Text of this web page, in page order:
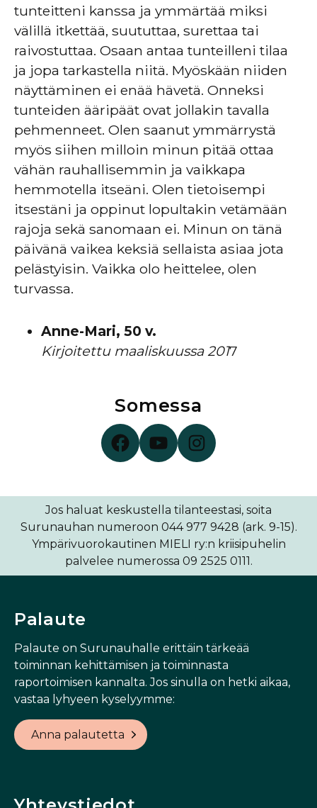
tunteitteni kanssa ja ymmärtää miksi
välillä itkettää, suututtaa, surettaa tai
raivostuttaa. Osaan antaa tunteilleni tilaa
ja jopa tarkastella niitä. Myöskään niiden
näyttäminen ei enää hävetä. Onneksi
tunteiden ääripäät ovat jollakin tavalla
pehmenneet. Olen saanut ymmärrystä
myös siihen milloin minun pitää ottaa
vähän rauhallisemmin ja vaikkapa
hemmotella itseäni. Olen tietoisempi
itsestäni ja oppinut lopultakin vetämään
rajoja sekä sanomaan ei. Minun on tänä
päivänä vaikea keksiä sellaista asiaa jota
pelästyisin. Vaikka olo heittelee, olen
turvassa.
Anne-Mari, 50 v.
Kirjoitettu maaliskuussa 2017
Somessa
Surunauha Facebookissa
Surunauha YouTubessa
Surunauha Instagramissa
Jos haluat keskustella tilanteestasi, soita
Surunauhan numeroon 044 977 9428 (ark. 9-15).
Ympärivuorokautinen MIELI ry:n kriisipuhelin
palvelee numerossa 09 2525 0111.
Palaute
Palaute on Surunauhalle erittäin tärkeää
toiminnan kehittämisen ja toiminnasta
raportoimisen kannalta. Jos sinulla on hetki aikaa,
vastaa lyhyeen kyselyymme:
Anna palautetta